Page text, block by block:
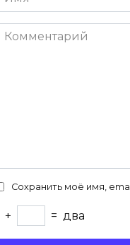
Комментарий
Сохранить моё имя,
+ = два